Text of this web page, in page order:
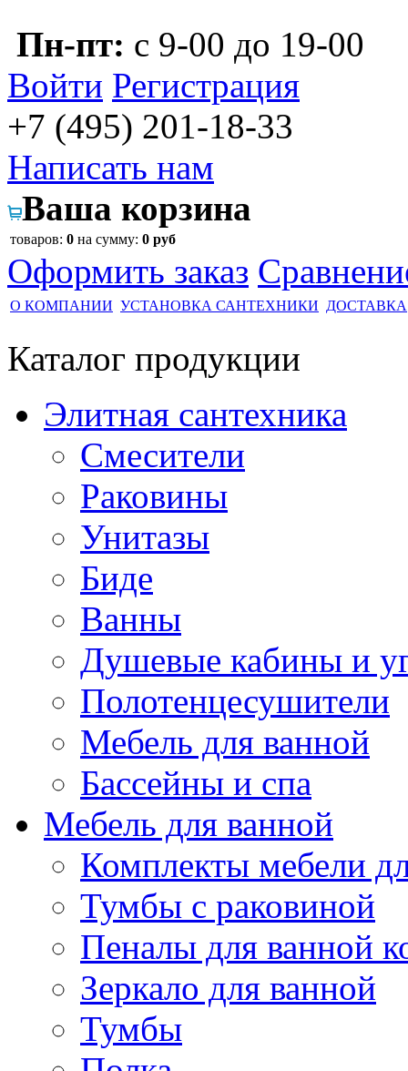
Пн-пт: с 9-00 до 19-00
Войти Регистрация
+7 (495) 201-18-33
Написать нам
Ваша корзина
товаров: 0 на сумму: 0 руб
Оформить заказ
О КОМПАНИИ УСТАНОВКА САНТЕХНИКИ ДОСТАВКА
Каталог продукции
Элитная сантехника
Смесители
Раковины
Унитазы
Биде
Ванны
Душевые кабины и
Полотенцесушители
Мебель для ванной
Бассейны и спа
Мебель для ванной
Комплекты мебели
Тумбы с раковиной
Пеналы для ванной
Зеркало для ванной
Тумбы